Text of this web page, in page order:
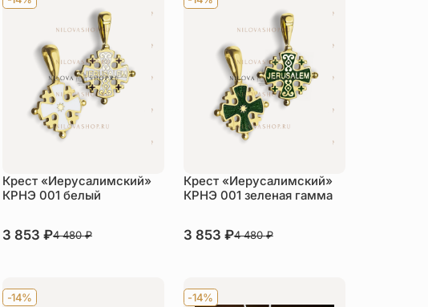
Крест «Иерусалимский»
КРНЭ 001 белый
В наличии
3 853 ₽4 480₽
Крест «Иерусалимский»
КРНЭ 001 зеленая гамма
В наличии
3 853 ₽4 480₽
-14% -14%